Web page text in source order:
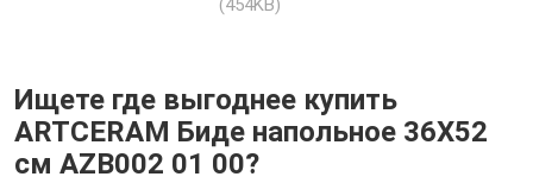
(454KB)
Ищете где выгоднее купить
ARTCERAM Биде напольное 36X52
см AZB002 01 00?